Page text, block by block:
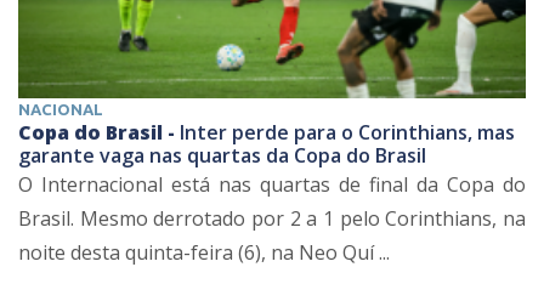
NACIONAL
Copa do Brasil - Inter perde para o Corinthians, mas
garante vaga nas quartas da Copa do Brasil
O Internacional está nas quartas de final da Copa do
Brasil. Mesmo derrotado por 2 a 1 pelo Corinthians, na
noite desta quinta-feira (6), na Neo Quí ...